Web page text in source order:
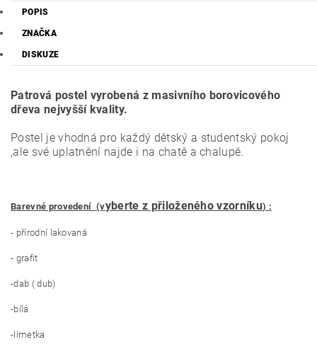
POPIS
ZNAČKA
DISKUZE
Patrová postel vyrobená z masivního borovicového
dřeva nejvyšší kvality.
Postel je vhodná pro každý dětský a studentský pokoj
,ale své uplatnění najde i na chatě a chalupě.
Barevné provedení (vyberte z přiloženého vzorníku) :
- přírodní lakovaná
- grafit
-dab ( dub)
-bílá
-limetka